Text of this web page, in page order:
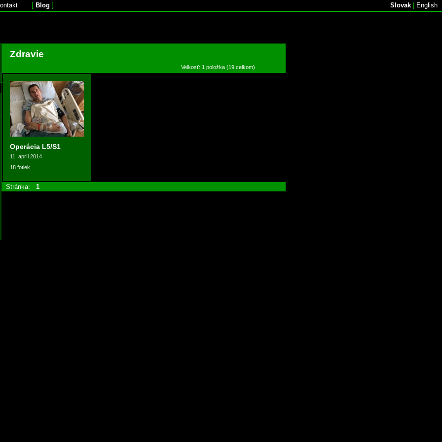
[ Blog ] Slovak English
Zdravie
Velkosť: 1 položka (19 celkom)
Operácia L5/S1
11. apríl 2014
18 fotiek
Stránka: 1